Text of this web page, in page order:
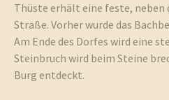
Thüste erhält eine feste, neben
Straße. Vorher wurde das
Am Ende des Dorfes wird eine
Steinbruch wird beim Steine
Burg entdeckt.